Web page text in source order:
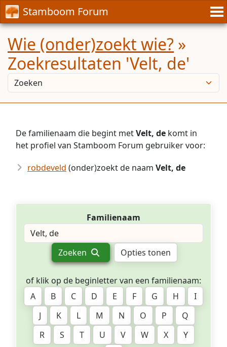
Stamboom Forum
Wie (onder)zoekt wie? »
Zoekresultaten 'Velt, de'
De familienaam die begint metVelt, de komt in
het profiel van Stamboom Forum gebruiker voor:
robdeveld (onder)zoekt de naam Velt, de
Familienaam
Zoeken Opties tonen
of klik op de beginletter van een familienaam:
A
B C D E F G H
I
J
K L M N O P
Q
R
S T U V W X
Y